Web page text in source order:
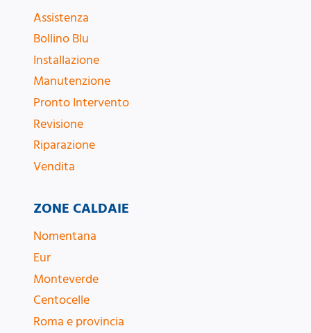
Assistenza
Bollino Blu
Installazione
Manutenzione
Pronto Intervento
Revisione
Riparazione
Vendita
ZONE CALDAIE
Nomentana
Eur
Monteverde
Centocelle
Roma e provincia